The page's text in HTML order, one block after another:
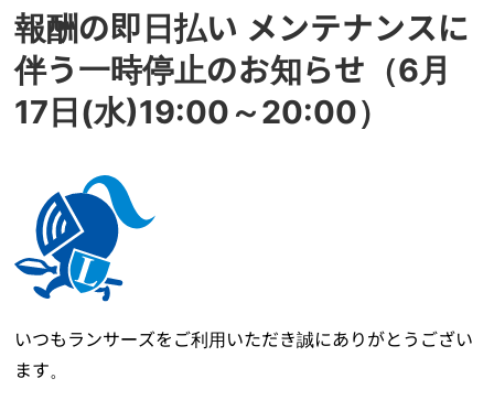
報酬の即日払い メンテナンスに
伴う一時停止のお知らせ（6月
17日(水)19:00～20:00）
いつもランサーズをご利用いただき誠にありがとうござい
ます。